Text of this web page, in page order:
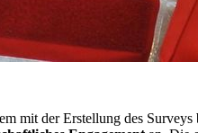
mit der Erstellung des Surveys